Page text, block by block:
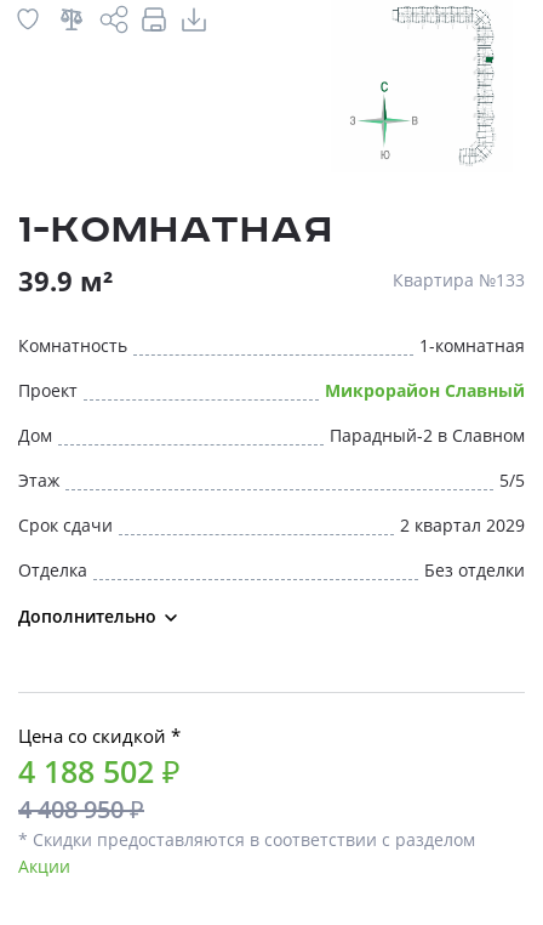
1-комнатная
39.9 м² Квартира №133
Комнатность
1-комнатная
Проект
Микрорайон Славный
Дом
Парадный-2 в Славном
Этаж
5/5
Срок сдачи
2 квартал 2029
Отделка
Без отделки
Дополнительно
Цена со скидкой *
4 188 502 ₽
4 408 950 ₽
* Скидки предоставляются в соответствии с разделом
Акции